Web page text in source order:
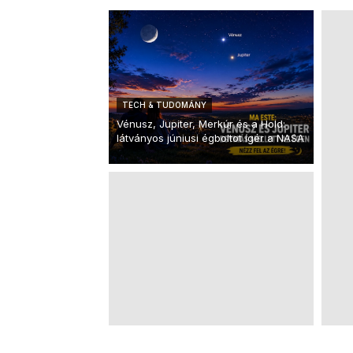
TECH & TUDOMÁNY
Vénusz, Jupiter, Merkúr és a Hold:
látványos júniusi égboltot ígér a NASA